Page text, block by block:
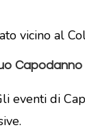
vicino al
eventi di